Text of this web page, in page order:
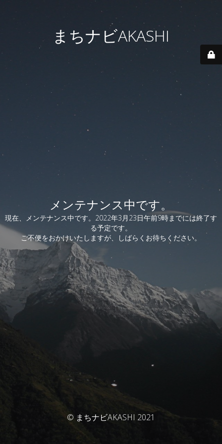
まちナビAKASHI
メンテナンス中です。
現在、メンテナンス中です。2022年3月23日午前9時までには終了す
る予定です。
ご不便をおかけいたしますが、しばらくお待ちください。
© まちナビAKASHI 2021